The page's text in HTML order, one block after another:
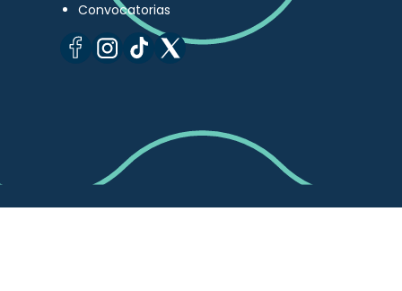
Convocatorias